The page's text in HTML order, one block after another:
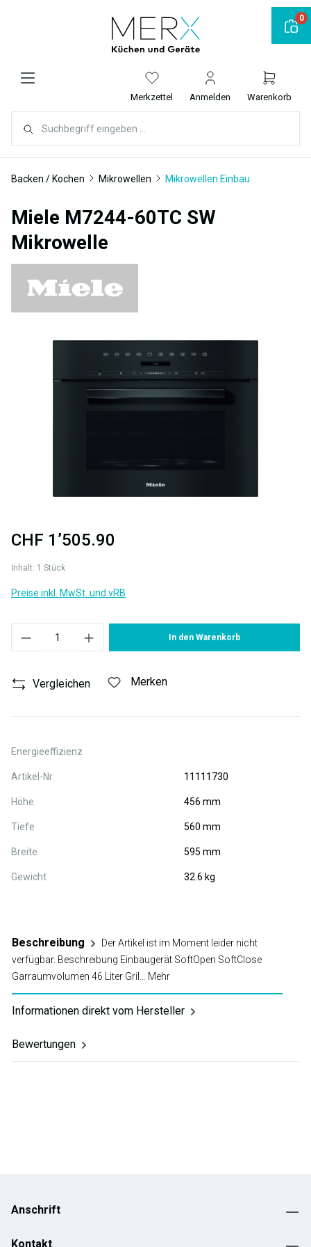
Merkzettel Anmelden Warenkorb
Backen / Kochen Mikrowellen Mikrowellen Einbau
Miele M7244-60TC SW
Mikrowelle
CHF 1’505.90
Inhalt: 1 Stück
Preise inkl. MwSt. und vRB
In den Warenkorb
Vergleichen Merken
Energieeffizienz
Artikel-Nr. 11111730
Höhe 456 mm
Tiefe 560 mm
Breite 595 mm
Gewicht 32.6 kg
Beschreibung
Der Artikel ist im Moment leider nicht
verfügbar. Beschreibung Einbaugerät SoftOpen SoftClose
Garraumvolumen 46 Liter Gril… Mehr
Informationen direkt vom Hersteller
Bewertungen
Anschrift
Kontakt
0